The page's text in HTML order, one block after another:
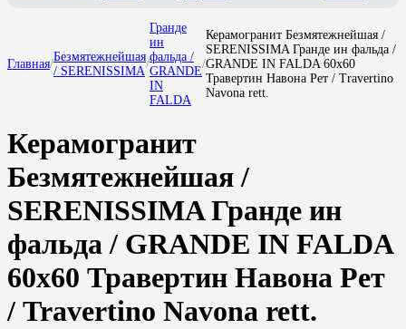
Главная/
Безмятежнейшая
/ SERENISSIMA
/
Гранде
ин
фальда /
GRANDE
IN
FALDA
/
Керамогранит Безмятежнейшая /
SERENISSIMA Гранде ин фальда /
GRANDE IN FALDA 60x60
Травертин Навона Рет / Travertino
Navona rett.
Керамогранит
Безмятежнейшая /
SERENISSIMA Гранде ин
фальда / GRANDE IN FALDA
60x60 Травертин Навона Рет
/ Travertino Navona rett.